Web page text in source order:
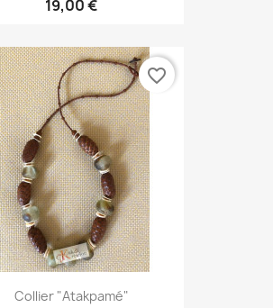
19,00 €
Collier "Atakpamé"
favorite_border